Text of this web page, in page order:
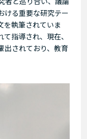
ける重要な研究テー
を執筆されていま
指導され、現在、
出されており、教育